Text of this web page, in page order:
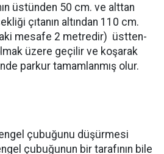
üstünden 50 cm. ve alttan
çıtanın altından 110 cm.
mesafe 2 metredir) üstten-
üzere geçilir ve koşarak
parkur tamamlanmış olur.
çubuğunu düşürmesi
çubuğunun bir tarafının bile